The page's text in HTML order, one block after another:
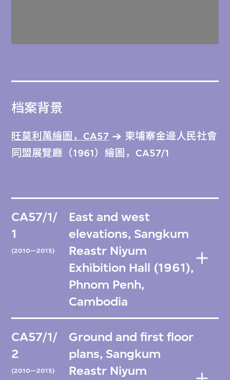
档案背景
旺莫利萬繪圖，CA57
柬埔寨金邊人民社會
同盟展覽廳（1961）繪圖，CA57/1
CA57/1/
1
(2010—2015)
East and west
elevations, Sangkum
Reastr Niyum
Exhibition Hall (1961),
Phnom Penh,
Cambodia
CA57/1/
2
(2010—2015)
Ground and first floor
plans, Sangkum
Reastr Niyum